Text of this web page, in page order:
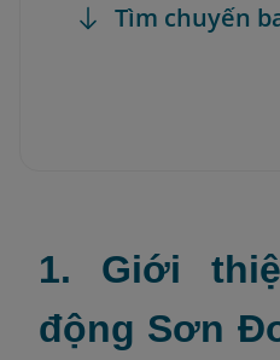
Tìm chuyến
1. Giới
động Sơn